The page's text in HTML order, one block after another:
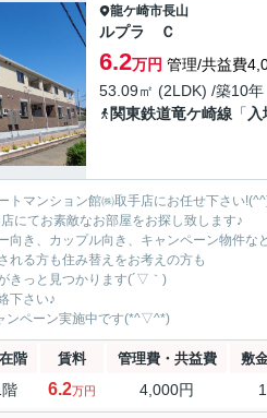
龍ケ崎市長山
ルプラ Ｃ
6.2万円 管理/共益費
53.09㎡ (2LDK) /築10年
関東鉄道竜ケ崎線 「
トマンション館㈱取手店にお任せ下さい
にてお素敵なお部屋をお探し致します♪
向き、カップル向き、キャンペーン物件な
れる方も住み替えをお考えの方も
きっと見つかります(´▽｀)
下さい♪
ンペーン実施中です(*^▽^*)
階 賃料 管理費・共益費 敷
6.2万円 4,000円